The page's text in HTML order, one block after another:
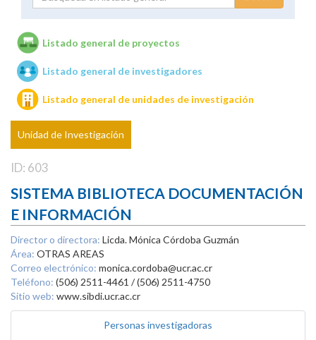
Unidades de investigación
Listado general de proyectos
Listado general de investigadores
Listado general de unidades de investigación
Unidad de Investigación
ID: 603
SISTEMA BIBLIOTECA DOCUMENTACIÓN
E INFORMACIÓN
Director o directora: Licda. Mónica Córdoba Guzmán
Área: OTRAS AREAS
Correo electrónico: monica.cordoba@ucr.ac.cr
Teléfono: (506) 2511-4461 / (506) 2511-4750
Sitio web: www.sibdi.ucr.ac.cr
Personas investigadoras